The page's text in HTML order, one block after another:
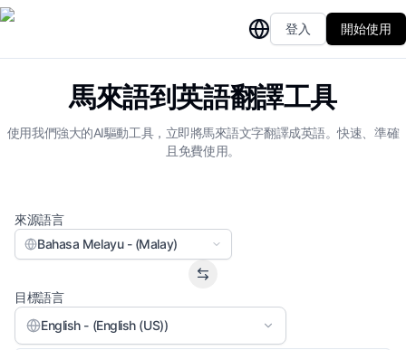
登入 開始使用
馬來語到英語翻譯工具
使用我們強大的AI驅動工具，立即將馬來語文字翻譯成英語。快速、準確
且免費使用。
來源語言
Bahasa Melayu - (Malay)
目標語言
English - (English (US))